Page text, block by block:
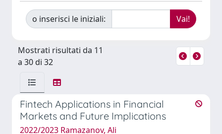
o inserisci le iniziali:
Mostrati risultati da 11
a 30 di 32
Fintech Applications in Financial
Markets and Future Implications
2022/2023 Ramazanov, Ali